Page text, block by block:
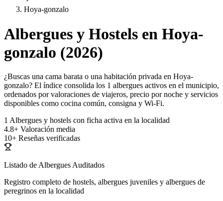
Hoya-gonzalo
Albergues y Hostels en Hoya-
gonzalo (2026)
¿Buscas una cama barata o una habitación privada en Hoya-
gonzalo? El índice consolida los 1 albergues activos en el municipio,
ordenados por valoraciones de viajeros, precio por noche y servicios
disponibles como cocina común, consigna y Wi-Fi.
1 Albergues y hostels con ficha activa en la localidad
4.8+ Valoración media
10+ Reseñas verificadas
Listado de Albergues Auditados
Registro completo de hostels, albergues juveniles y albergues de
peregrinos en la localidad